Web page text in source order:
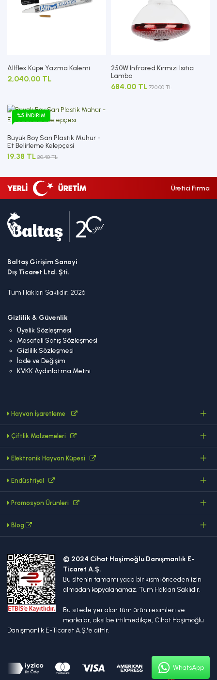
Allflex Küpe Yazma Kalemi
2,040.00 TL
250W Infrared Kırmızı Isıtıcı
Lamba
684.00 TL 720.00 TL
%5 İNDIRIM
Büyük Boy Sarı Plastik Mühür -
Et Belirleme Kelepçesi
19.38 TL 20.40 TL
Üretici Firma
Baltaş Girişim Sanayi
Dış Ticaret Ltd. Şti.
Tüm Hakları Saklıdır: 2026
Gizlilik & Güvenlik
Üyelik Sözleşmesi
Mesafeli Satış Sözleşmesi
Gizlilik Sözleşmesi
İade ve Değişim
KVKK Aydınlatma Metni
Hayvan İşaretleme
Çiftlik Malzemeleri
Elektronik Hayvan Küpesi
Endüstriyel
Promosyon Ürünleri
Blog
© 2024 Cihat Haşimoğlu Danışmanlık E-
Ticaret A.Ş.
Bu sitenin tamamı yada bir kısmı önceden izin
almadan kopyalanamaz. Tüm Hakları Saklıdır.
Bu sitede yer alan tüm ürün resimleri ve
markalar, aksi belirtilmedikçe, Cihat Haşimoğlu
Danışmanlık E-Ticaret A.Ş.'e aittir.
WhatsApp